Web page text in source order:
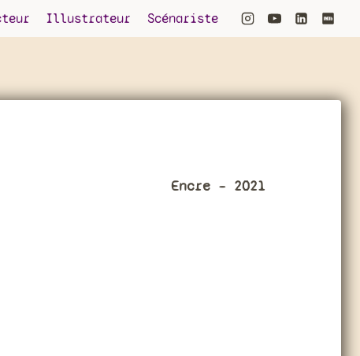
Illustrateur Scénariste
Encre – 2021